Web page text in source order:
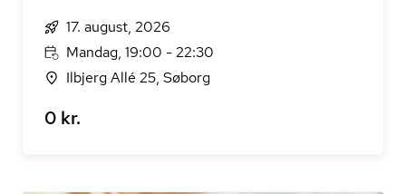
17. august, 2026
Mandag, 19:00 - 22:30
Ilbjerg Allé 25, Søborg
0 kr.